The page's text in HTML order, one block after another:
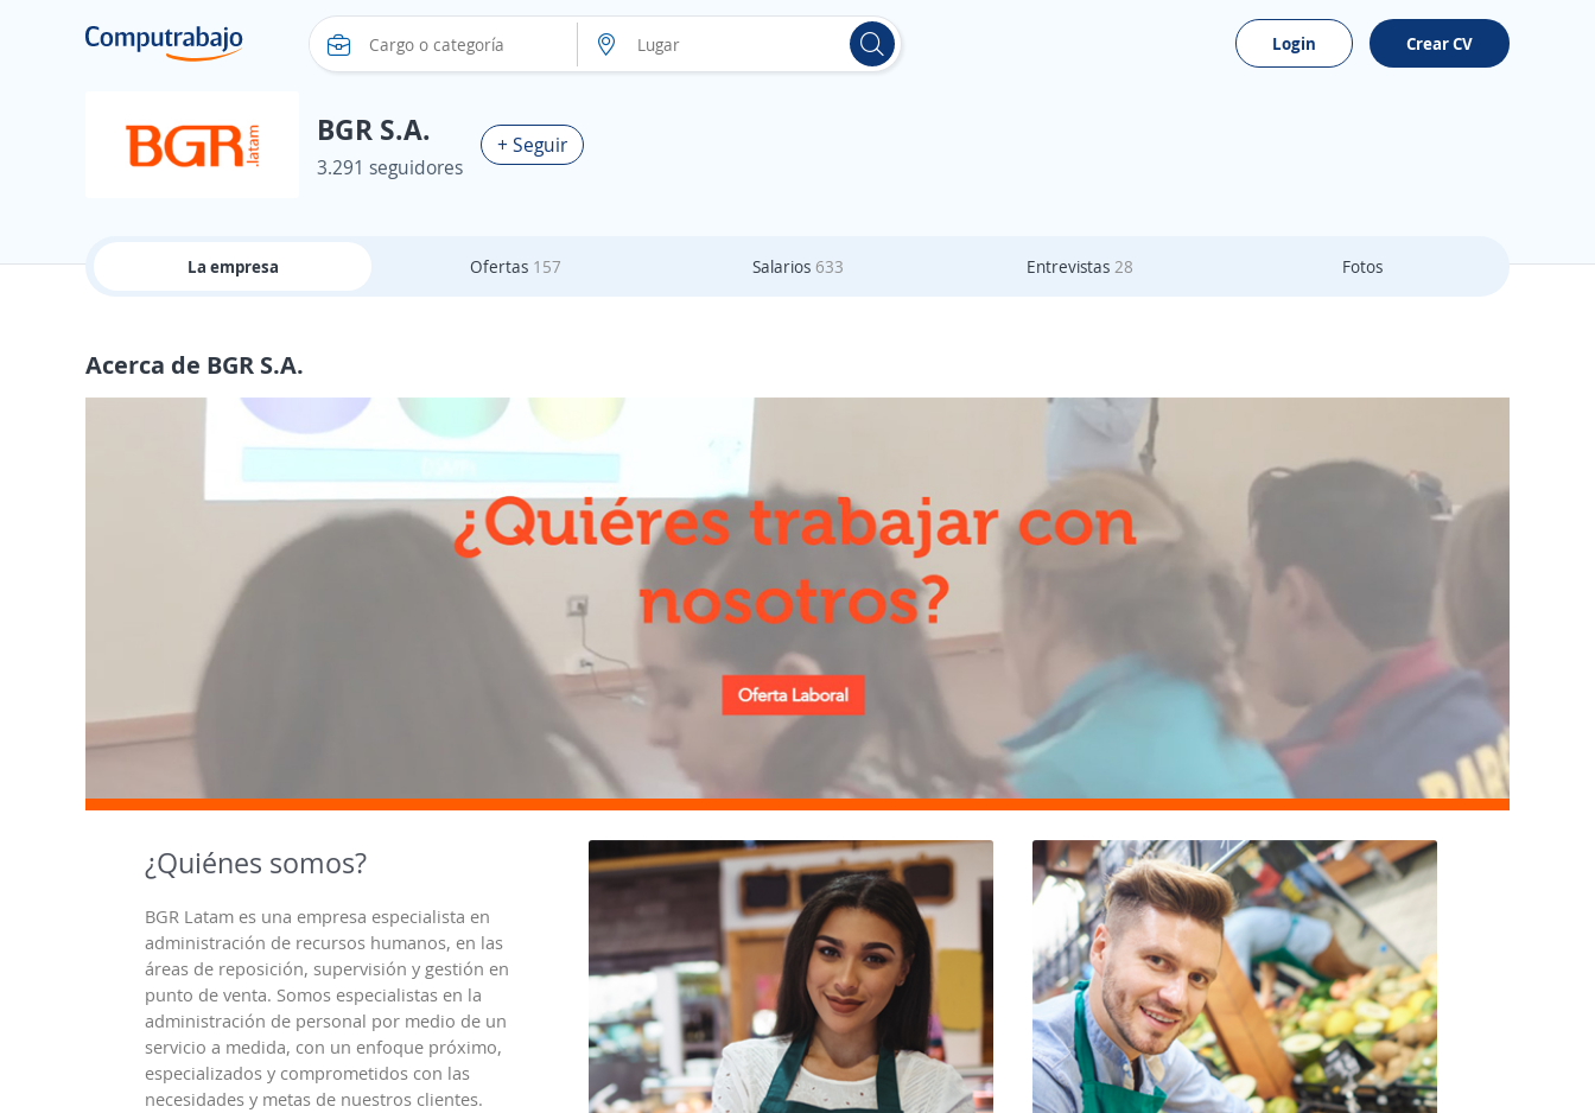
Login Crear CV
BGR S.A.
3.291 seguidores
+ Seguir
La empresa Ofertas 157 Salarios 633 Entrevistas 28 Fotos
Acerca de BGR S.A.
¿Quiénes somos?
BGR Latam es una empresa especialista en
administración de recursos humanos, en las
áreas de reposición, supervisión y gestión en
punto de venta. Somos especialistas en la
administración de personal por medio de un
servicio a medida, con un enfoque próximo,
especializados y comprometidos con las
necesidades y metas de nuestros clientes.